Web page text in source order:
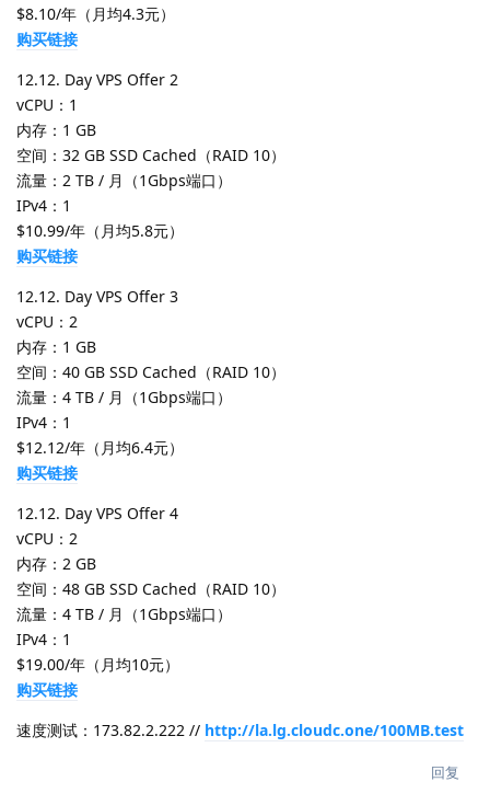
$8.10/年（月均4.3元）
购买链接
12.12. Day VPS Offer 2
vCPU：1
内存：1 GB
空间：32 GB SSD Cached（RAID 10）
流量：2 TB / 月（1Gbps端口）
IPv4：1
$10.99/年（月均5.8元）
购买链接
12.12. Day VPS Offer 3
vCPU：2
内存：1 GB
空间：40 GB SSD Cached（RAID 10）
流量：4 TB / 月（1Gbps端口）
IPv4：1
$12.12/年（月均6.4元）
购买链接
12.12. Day VPS Offer 4
vCPU：2
内存：2 GB
空间：48 GB SSD Cached（RAID 10）
流量：4 TB / 月（1Gbps端口）
IPv4：1
$19.00/年（月均10元）
购买链接
速度测试：173.82.2.222 // http://la.lg.cloudc.one/100MB.test
回复